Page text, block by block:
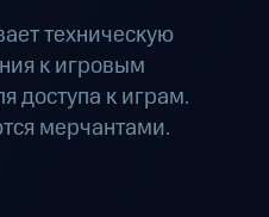
техническую
к игровым
доступа к играм.
мерчантами.